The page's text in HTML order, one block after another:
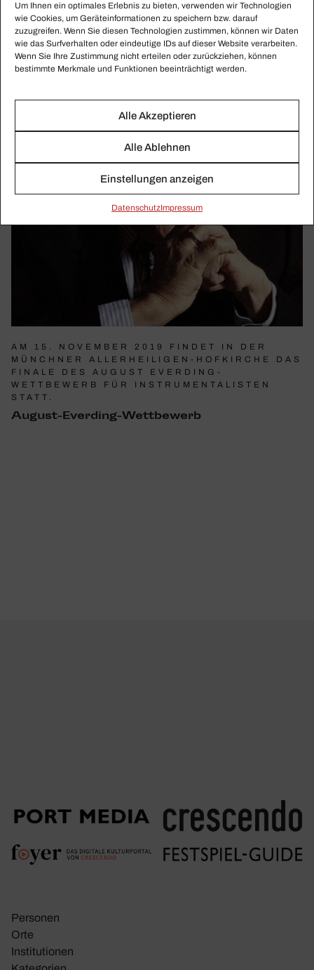
Um Ihnen ein optimales Erlebnis zu bieten, verwenden wir Technologien
wie Cookies, um Geräteinformationen zu speichern bzw. darauf
zuzugreifen. Wenn Sie diesen Technologien zustimmen, können wir Daten
wie das Surfverhalten oder eindeutige IDs auf dieser Website verarbeiten.
Wenn Sie Ihre Zustimmung nicht erteilen oder zurückziehen, können
bestimmte Merkmale und Funktionen beeinträchtigt werden.
Alle Akzeptieren
Alle Ablehnen
Einstellungen anzeigen
Daten­schutzImpressum
AM 15. NOVEMBER 2019 FINDET IN DER
MÜNCHNER ALLERHEILIGEN-HOFKIRCHE DAS
FINALE DES AUGUST EVERDING-
WETTBEWERB FÜR INSTRUMENTALISTEN
STATT.
August-Ever­ding-Wett­be­werb
Personen
Orte
Insti­tu­tionen